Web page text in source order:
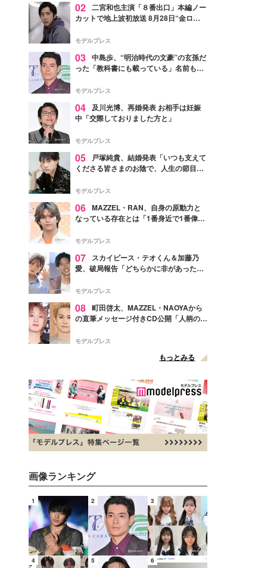
02 二宮和也主演「８番出口」本編ノー
カットで地上波初放送 8月28日“金ロ
モデルプレス
03 中島歩、“明治時代の文豪”の玄孫だ
った「教科書にも載っている」名前も先
モデルプレス
04 及川光博、再婚発表 お相手は妊娠
中「交際しておりました方と」
モデルプレス
05
戸塚純貴、結婚発表「いつも支えて
くださる皆さまのお陰で、人生の節目を
す」【全文】
モデルプレス
06 MAZZEL・RAN、自身の原動力と
なっている存在とは「1番身近で1番偉大
モデルプレス
07
スカイピース・テオくん＆加藤乃
愛、破局報告「どちらかに非があったわ
モデルプレス
08 町田啓太、MAZZEL・NAOYAから
の直筆メッセージ付きCD公開「人柄の良
モデルプレス
もっとみる
画像ランキング
1 2 3
4 5 6